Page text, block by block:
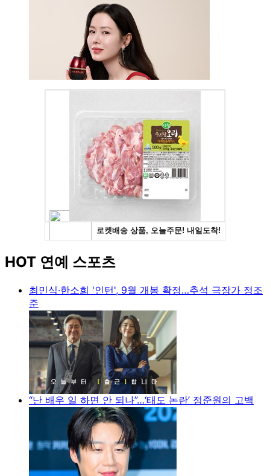
HOT 연예 스포츠
최민식·한소희 '인턴', 9월 개봉 확정…추석 극장가 정조
준
“난 배우 일 하면 안 되나”…‘태도 논란’ 정준원의 고백